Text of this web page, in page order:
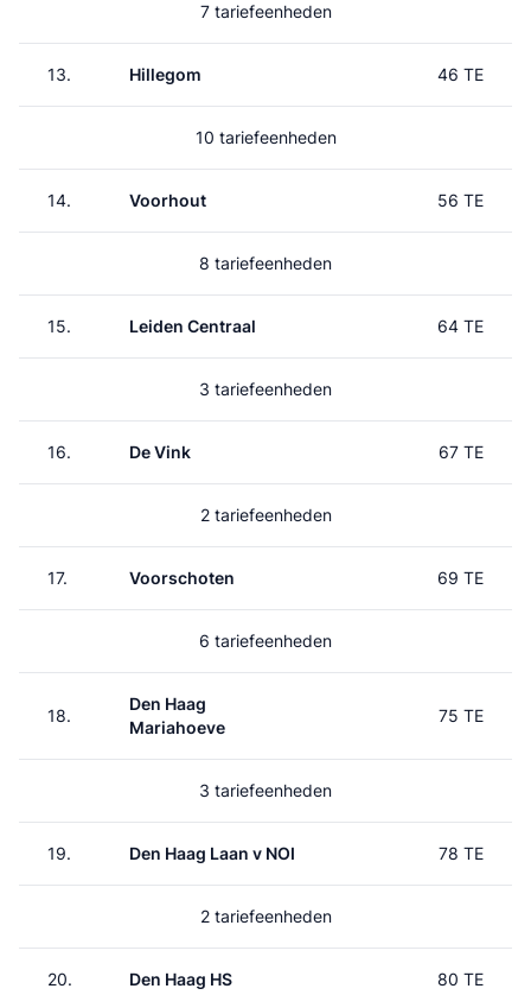
7 tariefeenheden
13. Hillegom 46 TE
10 tariefeenheden
14. Voorhout 56 TE
8 tariefeenheden
15. Leiden Centraal 64 TE
3 tariefeenheden
16. De Vink 67 TE
2 tariefeenheden
17. Voorschoten 69 TE
6 tariefeenheden
18.
Den Haag
Mariahoeve
75 TE
3 tariefeenheden
19. Den Haag Laan v NOI 78 TE
2 tariefeenheden
20. Den Haag HS 80 TE